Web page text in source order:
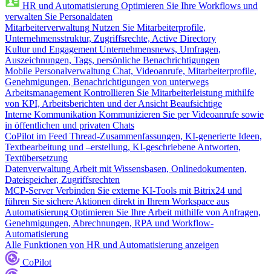
HR und Automatisierung Optimieren Sie Ihre Workflows und
verwalten Sie Personaldaten
Mitarbeiterverwaltung Nutzen Sie Mitarbeiterprofile,
Unternehmensstruktur, Zugriffsrechte, Active Directory
Kultur und Engagement Unternehmensnews, Umfragen,
Auszeichnungen, Tags, persönliche Benachrichtigungen
Mobile Personalverwaltung Chat, Videoanrufe, Mitarbeiterprofile,
Genehmigungen, Benachrichtigungen von unterwegs
Arbeitsmanagement Kontrollieren Sie Mitarbeiterleistung mithilfe
von KPI, Arbeitsberichten und der Ansicht Beaufsichtige
Interne Kommunikation Kommunizieren Sie per Videoanrufe sowie
in öffentlichen und privaten Chats
CoPilot im Feed Thread-Zusammenfassungen, KI-generierte Ideen,
Textbearbeitung und –erstellung, KI-geschriebene Antworten,
Textübersetzung
Datenverwaltung Arbeit mit Wissensbasen, Onlinedokumenten,
Dateispeicher, Zugriffsrechten
MCP-Server Verbinden Sie externe KI-Tools mit Bitrix24 und
führen Sie sichere Aktionen direkt in Ihrem Workspace aus
Automatisierung Optimieren Sie Ihre Arbeit mithilfe von Anfragen,
Genehmigungen, Abrechnungen, RPA und Workflow-
Automatisierung
Alle Funktionen von HR und Automatisierung anzeigen
CoPilot